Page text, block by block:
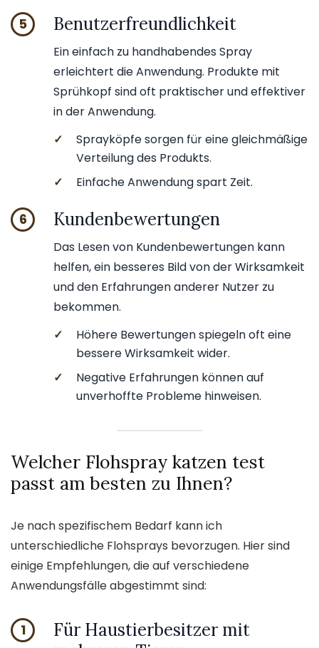
5 Benutzerfreundlichkeit
Ein einfach zu handhabendes Spray
erleichtert die Anwendung. Produkte mit
Sprühkopf sind oft praktischer und effektiver
in der Anwendung.
✓
Sprayköpfe sorgen für eine gleichmäßige
Verteilung des Produkts.
✓
Einfache Anwendung spart Zeit.
6 Kundenbewertungen
Das Lesen von Kundenbewertungen kann
helfen, ein besseres Bild von der Wirksamkeit
und den Erfahrungen anderer Nutzer zu
bekommen.
✓
Höhere Bewertungen spiegeln oft eine
bessere Wirksamkeit wider.
✓
Negative Erfahrungen können auf
unverhoffte Probleme hinweisen.
Welcher Flohspray katzen test
passt am besten zu Ihnen?
Je nach spezifischem Bedarf kann ich
unterschiedliche Flohsprays bevorzugen. Hier sind
einige Empfehlungen, die auf verschiedene
Anwendungsfälle abgestimmt sind:
1
Für Haustierbesitzer mit